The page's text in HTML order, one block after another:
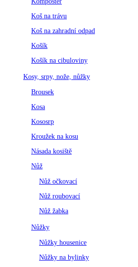
Koš na trávu
Koš na zahradní odpad
Košík
Košík na cibuloviny
Kosy, srpy, nože, nůžky
Brousek
Kosa
Kososrp
Kroužek na kosu
Násada kosiště
Nůž
Nůž očkovací
Nůž roubovací
Nůž žabka
Nůžky
Nůžky housenice
Nůžky na bylinky